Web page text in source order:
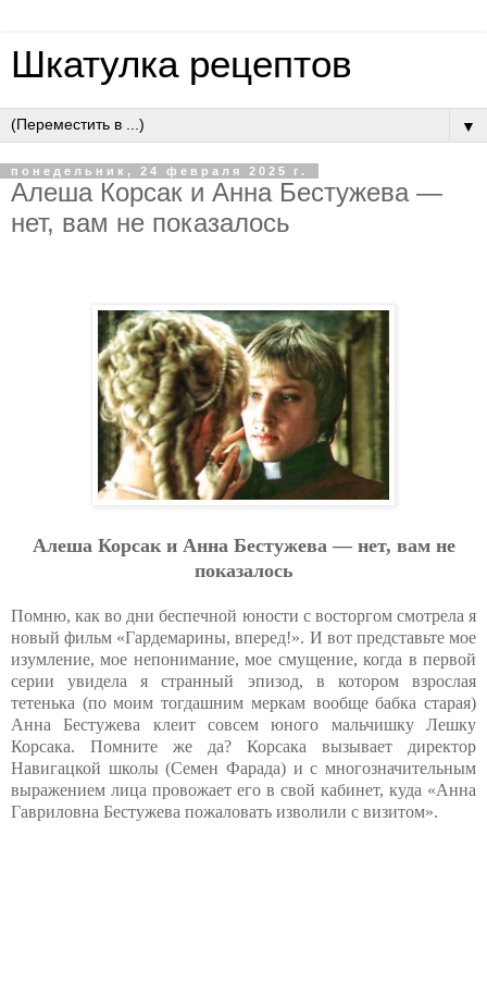
Шкатулка рецептов
▼
понедельник, 24 февраля 2025 г.
Алеша Корсак и Анна Бестужева —
нет, вам не показалось
Алеша Корсак и Анна Бестужева — нет, вам не
показалось
Помню, как во дни беспечной юности с восторгом смотрела я
новый фильм «Гардемарины, вперед!». И вот представьте мое
изумление, мое непонимание, мое смущение, когда в первой
серии увидела я странный эпизод, в котором взрослая
тетенька (по моим тогдашним меркам вообще бабка старая)
Анна Бестужева клеит совсем юного мальчишку Лешку
Корсака. Помните же да? Корсака вызывает директор
Навигацкой школы (Семен Фарада) и с многозначительным
выражением лица провожает его в свой кабинет, куда «Анна
Гавриловна Бестужева пожаловать изволили с визитом».